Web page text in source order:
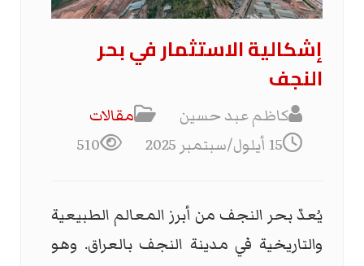
إشكالية الاستثمار في بحر
النجف
كاظم عبد حسين
مقالات
15 أيلول/سبتمبر 2025
510
يُعدّ بحر النجف من أبرز المعالم الطبيعية
والتاريخية في مدينة النجف بالعراق. وهو